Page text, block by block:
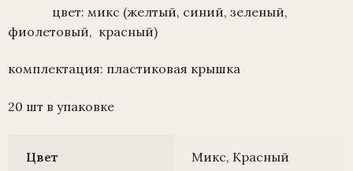
цвет: микс (желтый, синий, зеленый,
фиолетовый, красный)
комплектация: пластиковая крышка
20 шт в упаковке
Цвет Микс, Красный